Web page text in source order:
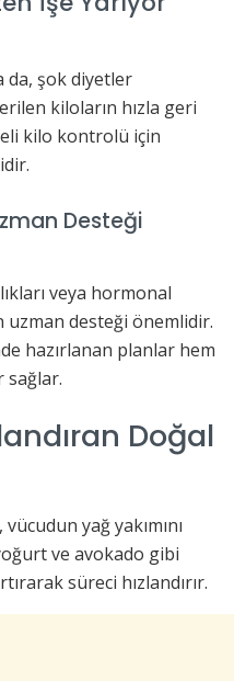
da, şok diyetler
kiloların hızla geri
kilo kontrolü için
Desteği
veya hormonal
desteği önemlidir.
hazırlanan planlar hem
sağlar.
Doğal
yağ yakımını
ve avokado gibi
süreci hızlandırır.